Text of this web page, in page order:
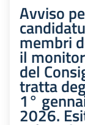
Avviso
membri
il
del
tratta
1°
2026.